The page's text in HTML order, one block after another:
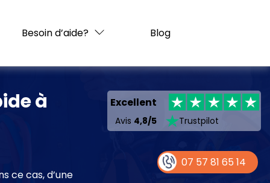
Besoin d’aide? Blog
à
ce cas, d’une
Excellent
Avis 4,8/5 Trustpilot
07 57 81 65 14